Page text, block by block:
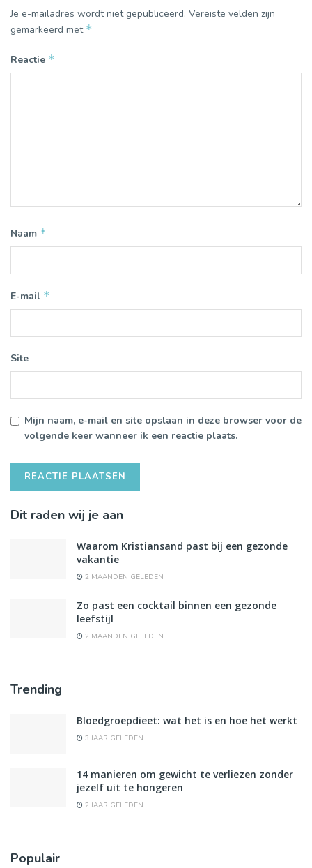
Je e-mailadres wordt niet gepubliceerd. Vereiste velden zijn
gemarkeerd met *
Reactie *
Naam *
E-mail *
Site
Mijn naam, e-mail en site opslaan in deze browser voor de
volgende keer wanneer ik een reactie plaats.
Dit raden wij je aan
Waarom Kristiansand past bij een gezonde
vakantie
2 MAANDEN GELEDEN
Zo past een cocktail binnen een gezonde
leefstijl
2 MAANDEN GELEDEN
Trending
Bloedgroepdieet: wat het is en hoe het werkt
3 JAAR GELEDEN
14 manieren om gewicht te verliezen zonder
jezelf uit te hongeren
2 JAAR GELEDEN
Populair